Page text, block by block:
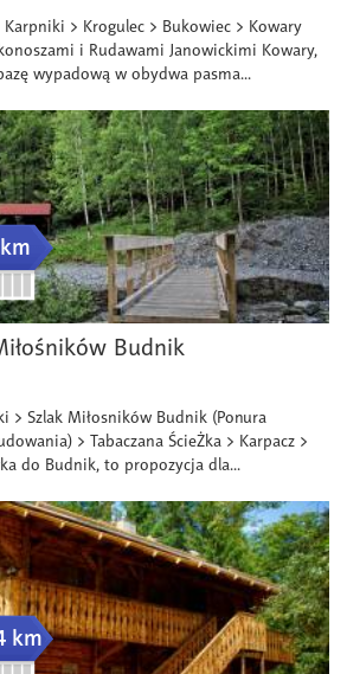
Karpniki > Krogulec > Bukowiec > Kowary
i Rudawami Janowickimi Kowary,
wypadową w obydwa pasma...
Budnik
> Szlak Miłosników Budnik (Ponura
> Tabaczana ŚcieŻka > Karpacz >
do Budnik, to propozycja dla...
km